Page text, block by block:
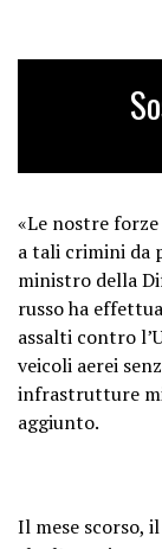
«Le nostre
a tali crimini da
ministro della
russo ha
assalti contro
veicoli aerei
infrastrutture
aggiunto.
Il mese scorso,